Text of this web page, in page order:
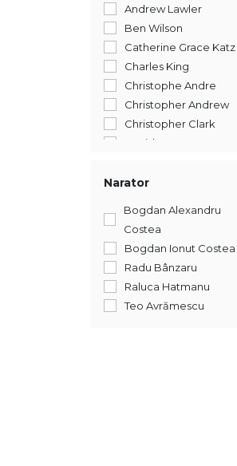
Andrew Lawler
Ben Wilson
Catherine Grace Katz
Charles King
Christophe Andre
Christopher Andrew
Christopher Clark
David Rooney
James Hawes
Jill Lepore
John Freely
Narator
Bogdan Alexandru
Costea
Bogdan Ionut Costea
Radu Bânzaru
Raluca Hatmanu
Teo Avrămescu